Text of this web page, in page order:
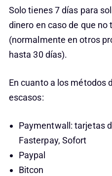
Solo tienes 7 días para
dinero en caso de que no
(normalmente en otros
hasta 30 días).
En cuanto a los métodos
escasos:
Paymentwall: tarjetas
Fasterpay, Sofort
Paypal
Bitcon